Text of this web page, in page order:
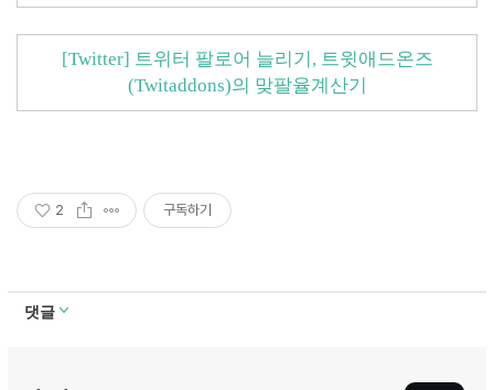
[Twitter] 트위터 팔로어 늘리기, 트윗애드온즈
(Twitaddons)의 맞팔율계산기
2 구독하기
댓글